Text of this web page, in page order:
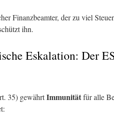
Finanzbeamter, der zu viel
ihn.
Eskalation: Der
35) gewährtImmunitätfür alle